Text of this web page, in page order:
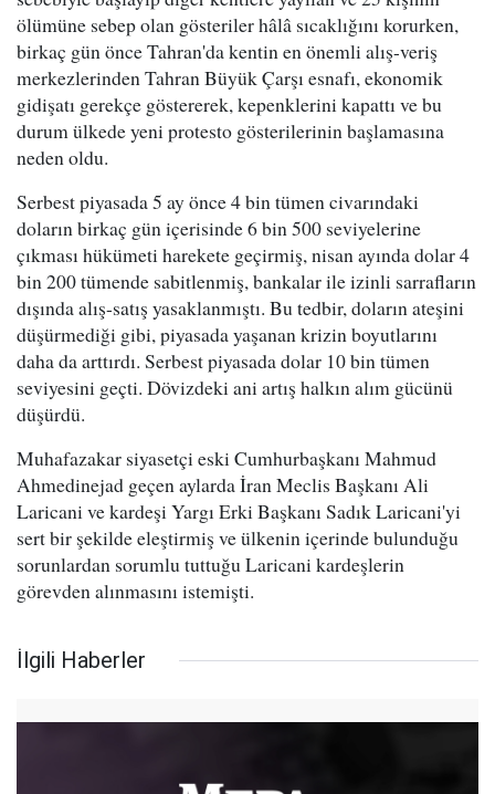
ölümüne sebep olan gösteriler hâlâ sıcaklığını korurken,
birkaç gün önce Tahran'da kentin en önemli alış-veriş
merkezlerinden Tahran Büyük Çarşı esnafı, ekonomik
gidişatı gerekçe göstererek, kepenklerini kapattı ve bu
durum ülkede yeni protesto gösterilerinin başlamasına
neden oldu.
Serbest piyasada 5 ay önce 4 bin tümen civarındaki
doların birkaç gün içerisinde 6 bin 500 seviyelerine
çıkması hükümeti harekete geçirmiş, nisan ayında dolar 4
bin 200 tümende sabitlenmiş, bankalar ile izinli sarrafların
dışında alış-satış yasaklanmıştı. Bu tedbir, doların ateşini
düşürmediği gibi, piyasada yaşanan krizin boyutlarını
daha da arttırdı. Serbest piyasada dolar 10 bin tümen
seviyesini geçti. Dövizdeki ani artış halkın alım gücünü
düşürdü.
Muhafazakar siyasetçi eski Cumhurbaşkanı Mahmud
Ahmedinejad geçen aylarda İran Meclis Başkanı Ali
Laricani ve kardeşi Yargı Erki Başkanı Sadık Laricani'yi
sert bir şekilde eleştirmiş ve ülkenin içerinde bulunduğu
sorunlardan sorumlu tuttuğu Laricani kardeşlerin
görevden alınmasını istemişti.
İlgili Haberler